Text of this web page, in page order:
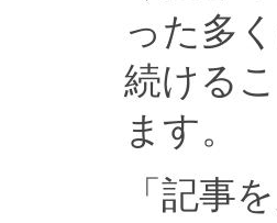
った多
続ける
ます。
「記事